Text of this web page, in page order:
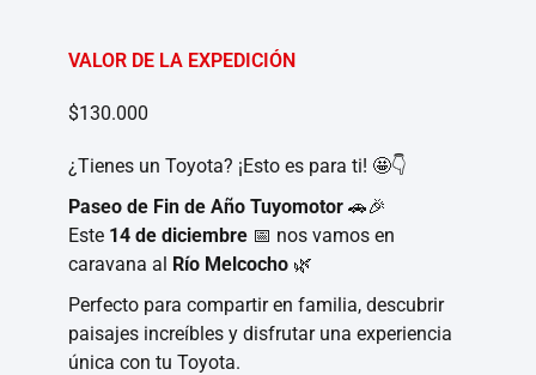
VALOR DE LA EXPEDICIÓN
$130.000
¿Tienes un Toyota? ¡Esto es para ti! 🤩👇
Paseo de Fin de Año Tuyomotor🚗🎉
Este 14 de diciembre📅 nos vamos en
caravana al Río Melcocho🌿
Perfecto para compartir en familia, descubrir
paisajes increíbles y disfrutar una experiencia
única con tu Toyota.